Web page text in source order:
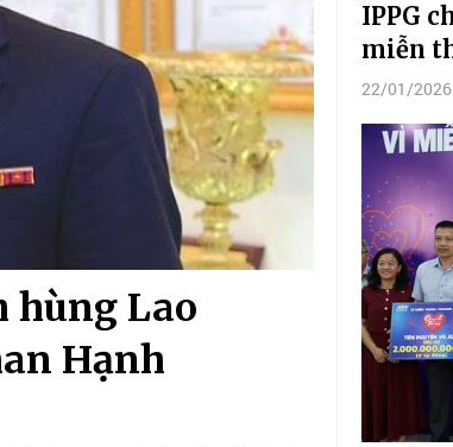
hùng Lao
Hạnh
IPPG
miễn
22/01/